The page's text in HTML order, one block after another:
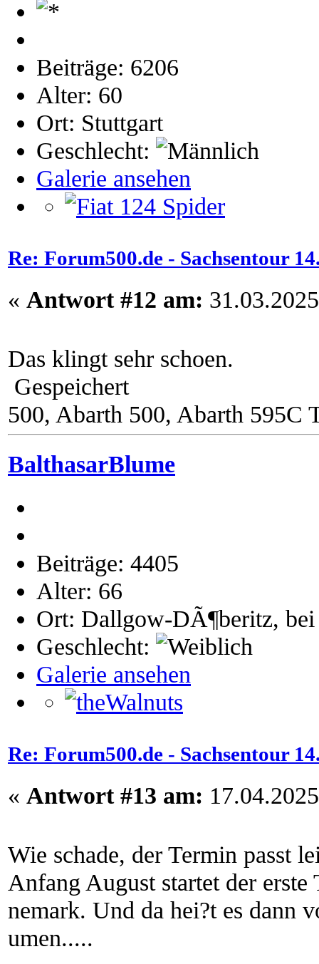
Beiträge: 6206
Alter: 60
Ort: Stuttgart
Geschlecht:
Galerie ansehen
Re: Forum500.de - Sachsentour
« Antwort #12 am:
Das klingt sehr schoen.
Gespeichert
500, Abarth 500, Abarth 595C
BalthasarBlume
Beiträge: 4405
Alter: 66
Ort: Dallgow-DÃ¶beritz,
Geschlecht:
Galerie ansehen
Re: Forum500.de - Sachsentour
« Antwort #13 am:
Wie schade, der Termin passt
Anfang August startet der
nemark. Und da hei?t es dann
umen.....